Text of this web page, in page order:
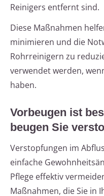
Reinigers entfernt sind.
Diese Maßnahmen
minimieren und die
Rohrreinigern zu
verwendet werden,
haben.
Vorbeugen ist
beugen Sie
Verstopfungen im
einfache
Pflege effektiv
Maßnahmen, die Sie in